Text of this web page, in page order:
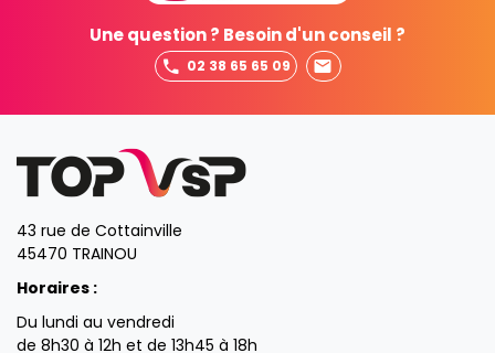
Une question ? Besoin d'un conseil ?
02 38 65 65 09
43 rue de Cottainville
45470 TRAINOU
Horaires :
Du lundi au vendredi
de 8h30 à 12h et de 13h45 à 18h